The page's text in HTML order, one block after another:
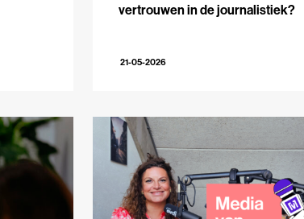
vertrouwen in de journalistiek?
21-05-2026